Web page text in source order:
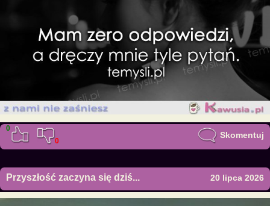
0
0
Skomentuj
Przyszłość zaczyna się dziś... 20 lipca 2026